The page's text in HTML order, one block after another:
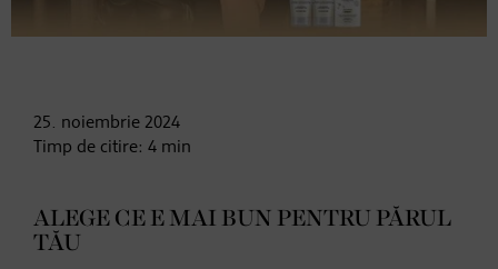
25. noiembrie 2024
Timp de citire: 4 min
ALEGE CE E MAI BUN PENTRU PĂRUL
TĂU